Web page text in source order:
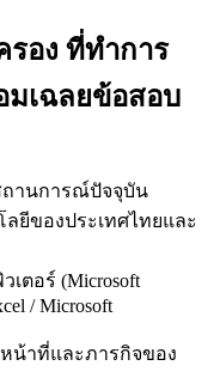
อง ที่ทำการ
มเฉลยข้อสอบ
ถานการณ์ปัจจุบัน
ลยีของประเทศไทยและ
ตอร์ (Microsoft
/ Microsoft
น้าที่และภารกิจของ